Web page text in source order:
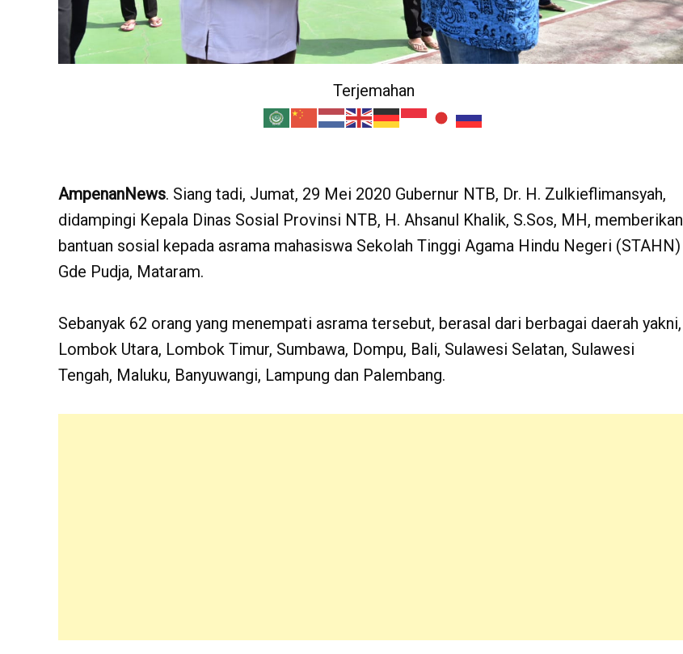
Terjemahan
AmpenanNews. Siang tadi, Jumat, 29 Mei 2020 Gubernur NTB, Dr. H. Zulkieflimansyah,
didampingi Kepala Dinas Sosial Provinsi NTB, H. Ahsanul Khalik, S.Sos, MH, memberikan
bantuan sosial kepada asrama mahasiswa Sekolah Tinggi Agama Hindu Negeri (STAHN)
Gde Pudja, Mataram.
Sebanyak 62 orang yang menempati asrama tersebut, berasal dari berbagai daerah yakni,
Lombok Utara, Lombok Timur, Sumbawa, Dompu, Bali, Sulawesi Selatan, Sulawesi
Tengah, Maluku, Banyuwangi, Lampung dan Palembang.